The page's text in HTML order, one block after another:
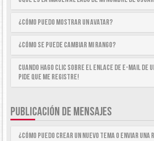
¿Cómo puedo mostrar un avatar?
¿Cómo se puede cambiar mi rango?
Cuando hago clic sobre el enlace de e-mail de
pide que me registre!
PUBLICACIÓN DE MENSAJES
¿Cómo puedo crear un nuevo tema o enviar